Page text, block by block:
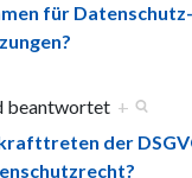
für Datenschutz-
beantwortet +
der